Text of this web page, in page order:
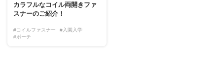
カラフルなコイル両開きファ
スナーのご紹介！
#コイルファスナー
#入園入学
#ポーチ